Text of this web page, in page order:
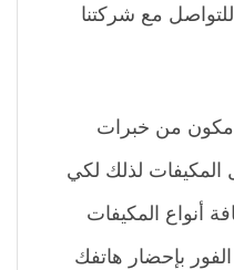
مع شركتنا
مكون من خبرات
لذلك لكي
أنواع المكيفات
بإحضار هاتفك